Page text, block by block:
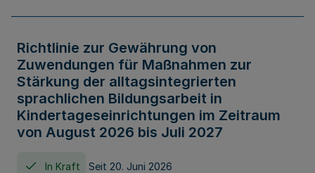
Richtlinie zur Gewährung von
Zuwendungen für Maßnahmen zur
Stärkung der alltagsintegrierten
sprachlichen Bildungsarbeit in
Kindertageseinrichtungen im Zeitraum
von August 2026 bis Juli 2027
In Kraft Seit 20. Juni 2026